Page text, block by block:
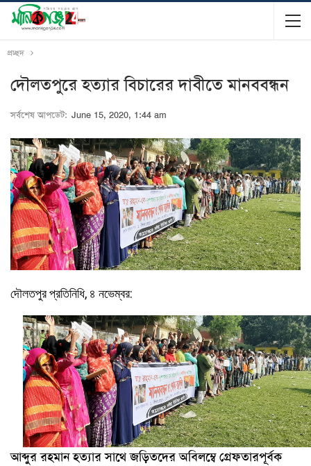
প্রচ্ছদ
দৌলতপুরে হত্যার বিচারের দাবীতে মানববন্ধন
সর্বশেষ আপডেট: June 15, 2020, 1:44 am
দৌলতপুর প্রতিনিধি, ৪ নভেম্বর:
আব্দুর রহমান হত্যার সাথে জড়িতদের অবিলম্বে গ্রেফতারপূর্বক